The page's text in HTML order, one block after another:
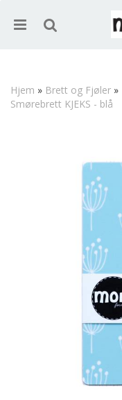
Hjem » Brett og Fjøler »
Smørebrett KJEKS - blå